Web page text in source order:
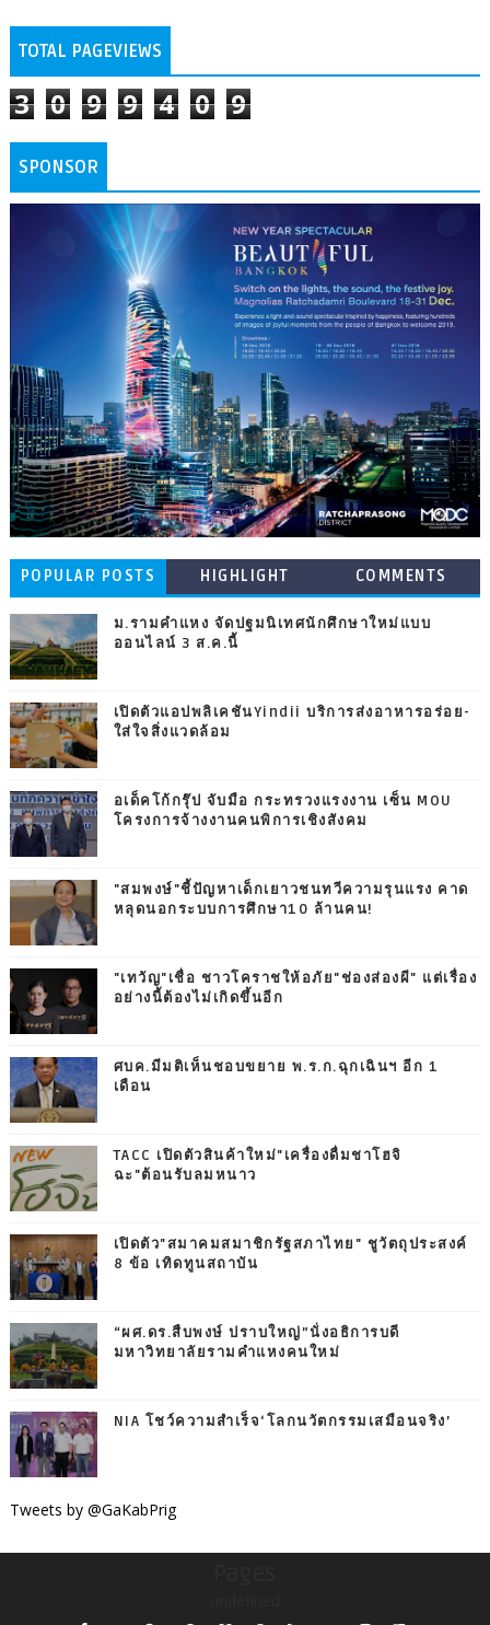
TOTAL PAGEVIEWS
3 0 9 9 4 0 9
SPONSOR
POPULAR POSTS HIGHLIGHT COMMENTS
ม.รามคำแหง จัดปฐมนิเทศนักศึกษาใหม่แบบ
ออนไลน์ 3 ส.ค.นี้
เปิดตัวแอปพลิเคชันYindii บริการส่งอาหารอร่อย-
ใส่ใจสิ่งแวดล้อม
อเด็คโก้กรุ๊ป จับมือ กระทรวงแรงงาน เซ็น MOU
โครงการจ้างงานคนพิการเชิงสังคม
"สมพงษ์"ชี้ปัญหาเด็กเยาวชนทวีความรุนแรง คาด
หลุดนอกระบบการศึกษา10 ล้านคน!
"เทวัญ"เชื่อ ชาวโคราชให้อภัย"ช่องส่องผี" แต่เรื่อง
อย่างนี้ต้องไม่เกิดขึ้นอีก
ศบค.มีมติเห็นชอบขยาย พ.ร.ก.ฉุกเฉินฯ อีก 1
เดือน
TACC เปิดตัวสินค้าใหม่"เครื่องดื่มชาโฮจิ
ฉะ"ต้อนรับลมหนาว
เปิดตัว"สมาคมสมาชิกรัฐสภาไทย" ชูวัตถุประสงค์
8 ข้อ เทิดทูนสถาบัน
“ผศ.ดร.สืบพงษ์ ปราบใหญ่”นั่งอธิการบดี
มหาวิทยาลัยรามคำแหงคนใหม่
NIA โชว์ความสำเร็จ‘โลกนวัตกรรมเสมือนจริง’
Tweets by @GaKabPrig